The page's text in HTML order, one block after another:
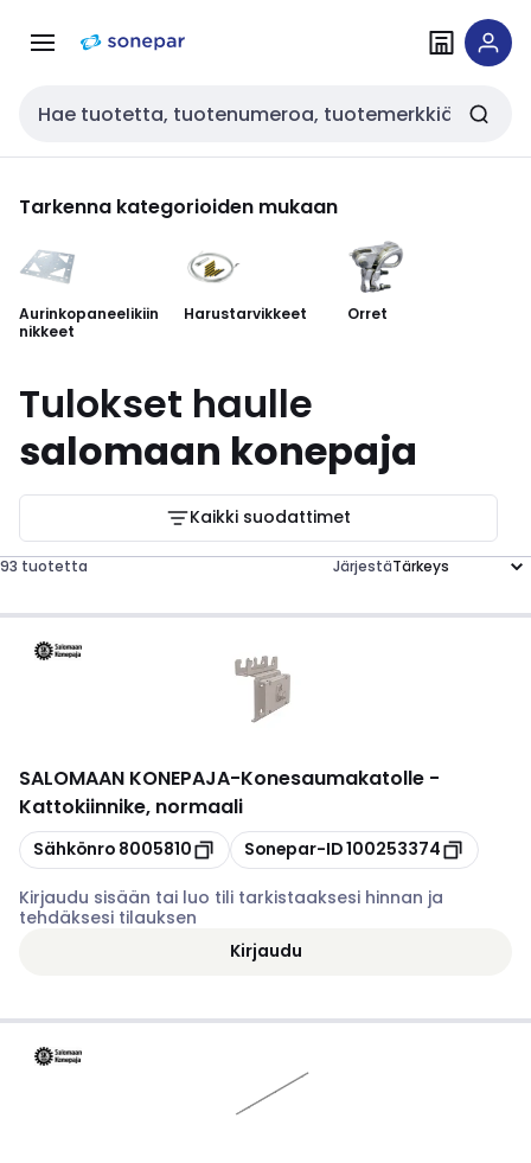
navigointiinsisältöön
Haku
Tarkenna kategorioiden mukaan
Aurinkopaneelikiin
nikkeet
Harustarvikkeet Orret
Tulokset haulle
salomaan konepaja
Kaikki suodattimet
93 tuotetta Järjestä
SALOMAAN KONEPAJA-Konesaumakatolle -
Kattokiinnike, normaali
Kopioi
Sähkönro 8005810 Kopioi
Sonepar-ID100253374
Kirjaudu sisään tai luo tili tarkistaaksesi hinnan ja
tehdäksesi tilauksen
Kirjaudu